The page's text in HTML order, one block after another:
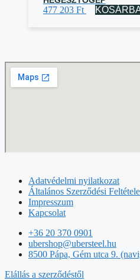
477 203 Ft
Adatvédelmi nyilatkozat
Általános Szerződési
Impresszum
Kapcsolat
+36 20 370 0901
ubershop@ubersteel.hu
8500 Pápa, Gém utca 9.
Elállás a szerződéstől